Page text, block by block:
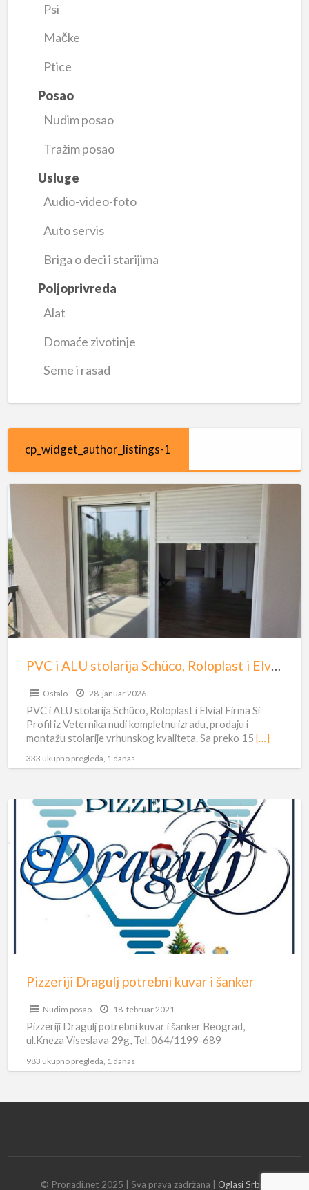
Psi
Mačke
Ptice
Posao
Nudim posao
Tražim posao
Usluge
Audio-video-foto
Auto servis
Briga o deci i starijima
Poljoprivreda
Alat
Domaće zivotinje
Seme i rasad
cp_widget_author_listings-1
PVC
ALU
stolarija
Schüco,
Roloplast
i
Elvial
PVC i ALU stolarija Schüco, Roloplast i Elvial
Ostalo 28. januar 2026.
PVC i ALU stolarija Schüco, Roloplast i Elvial ​Firma Si
Profil iz Veternika nudi kompletnu izradu, prodaju i
montažu stolarije vrhunskog kvaliteta. Sa preko 15 […]
333 ukupno pregleda, 1 danas
Pizzeriji
potrebni
kuvar
šanker
Pizzeriji Dragulj potrebni kuvar i šanker
Nudim posao 18. februar 2021.
Pizzeriji Dragulj potrebni kuvar i šanker Beograd,
ul.Kneza Viseslava 29g, Tel. 064/1199-689
983 ukupno pregleda, 1 danas
© Pronađi.net 2025 | Sva prava zadržana | Oglasi Srbija